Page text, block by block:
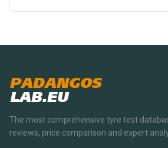
PADANGOS
LAB.EU
The most comprehensive tyre test
reviews, price comparison and expert